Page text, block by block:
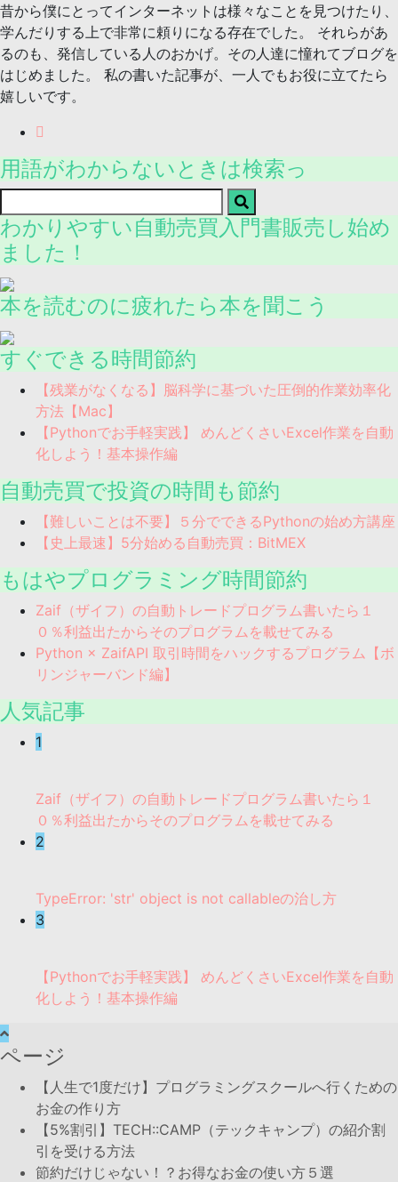
昔から僕にとってインターネットは様々なことを見つけたり、
学んだりする上で非常に頼りになる存在でした。 それらがあ
るのも、発信している人のおかげ。その人達に憧れてブログを
はじめました。 私の書いた記事が、一人でもお役に立てたら
嬉しいです。
用語がわからないときは検索っ
わかりやすい自動売買入門書販売し始め
ました！
本を読むのに疲れたら本を聞こう
すぐできる時間節約
【残業がなくなる】脳科学に基づいた圧倒的作業効率化
方法【Mac】
【Pythonでお手軽実践】 めんどくさいExcel作業を自動
化しよう！基本操作編
自動売買で投資の時間も節約
【難しいことは不要】５分でできるPythonの始め方講座
【史上最速】5分始める自動売買：BitMEX
もはやプログラミング時間節約
Zaif（ザイフ）の自動トレードプログラム書いたら１
０％利益出たからそのプログラムを載せてみる
Python × ZaifAPI 取引時間をハックするプログラム【ボ
リンジャーバンド編】
人気記事
1
Zaif（ザイフ）の自動トレードプログラム書いたら１
０％利益出たからそのプログラムを載せてみる
2
TypeError: 'str' object is not callableの治し方
3
【Pythonでお手軽実践】 めんどくさいExcel作業を自動
化しよう！基本操作編
ページ
【人生で1度だけ】プログラミングスクールへ行くための
お金の作り方
【5%割引】TECH::CAMP（テックキャンプ）の紹介割
引を受ける方法
節約だけじゃない！？お得なお金の使い方５選